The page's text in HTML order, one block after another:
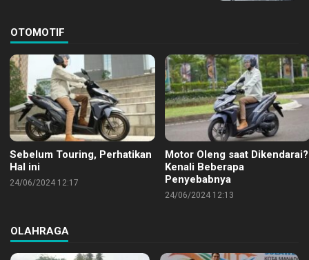
OTOMOTIF
Sebelum Touring, Perhatikan
Hal ini
24/06/2024 12:17
Motor Oleng saat Dikendarai?
Kenali Beberapa
Penyebabnya
24/06/2024 12:13
OLAHRAGA